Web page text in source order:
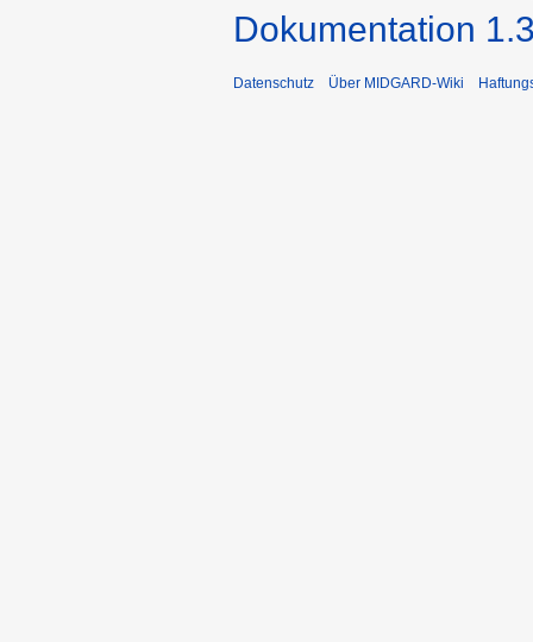
Dokumentation
Datenschutz Über MIDGARD-Wiki